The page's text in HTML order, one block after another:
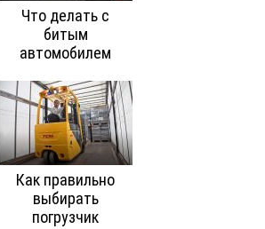
Что делать с
битым
автомобилем
Как правильно
выбирать
погрузчик